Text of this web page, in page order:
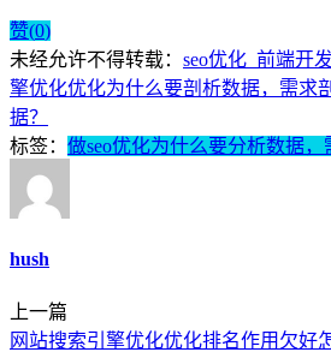
赞(0)
未经允许不得转载： seo优化_前端开
擎优化优化为什么要剖析数据，需求
据？
标签： 做seo优化为什么要分析数据，
hush
上一篇
网站搜索引擎优化优化排名作用欠好